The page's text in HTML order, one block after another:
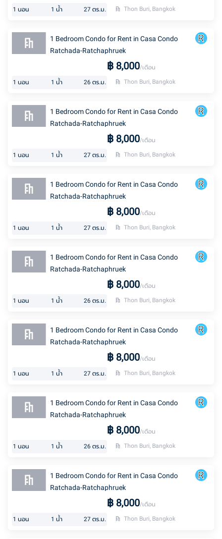
1 นอน 1 น้ำ 27 ตร.ม. Thon Buri, Bangkok
1 Bedroom Condo for Rent in Casa Condo
Ratchada-Ratchaphruek
฿ 8,000/เดือน
1 นอน 1 น้ำ 26 ตร.ม. Thon Buri, Bangkok
1 Bedroom Condo for Rent in Casa Condo
Ratchada-Ratchaphruek
฿ 8,000/เดือน
1 นอน 1 น้ำ 27 ตร.ม. Thon Buri, Bangkok
1 Bedroom Condo for Rent in Casa Condo
Ratchada-Ratchaphruek
฿ 8,000/เดือน
1 นอน 1 น้ำ 27 ตร.ม. Thon Buri, Bangkok
1 Bedroom Condo for Rent in Casa Condo
Ratchada-Ratchaphruek
฿ 8,000/เดือน
1 นอน 1 น้ำ 26 ตร.ม. Thon Buri, Bangkok
1 Bedroom Condo for Rent in Casa Condo
Ratchada-Ratchaphruek
฿ 8,000/เดือน
1 นอน 1 น้ำ 27 ตร.ม. Thon Buri, Bangkok
1 Bedroom Condo for Rent in Casa Condo
Ratchada-Ratchaphruek
฿ 8,000/เดือน
1 นอน 1 น้ำ 26 ตร.ม. Thon Buri, Bangkok
1 Bedroom Condo for Rent in Casa Condo
Ratchada-Ratchaphruek
฿ 8,000/เดือน
1 นอน 1 น้ำ 27 ตร.ม. Thon Buri, Bangkok